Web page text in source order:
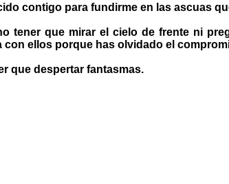
contigo para fundirme en las ascuas
tener que mirar el cielo de frente ni
ellos porque has olvidado el
que despertar fantasmas.